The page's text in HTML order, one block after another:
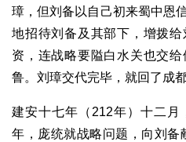
璋，但刘备以自己初来蜀中恩
地招待刘备及其部下，增拨
资，连战略要隘白水关也交
鲁。刘璋交代完毕，就回了成
建安十七年（212年）十二月
年，庞统就战略问题，向刘备